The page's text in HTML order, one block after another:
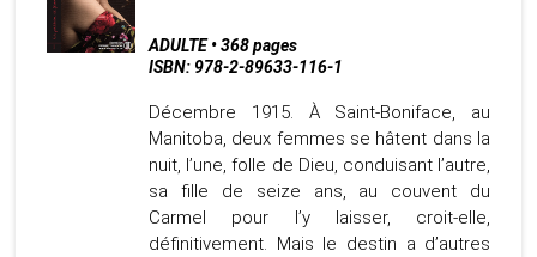
ADULTE • 368 pages
ISBN: 978-2-89633-116-1
Décembre 1915. À Saint-Boniface, au
Manitoba, deux femmes se hâtent dans la
nuit, l’une, folle de Dieu, conduisant l’autre,
sa fille de seize ans, au couvent du
Carmel pour l’y laisser, croit-elle,
définitivement. Mais le destin a d’autres